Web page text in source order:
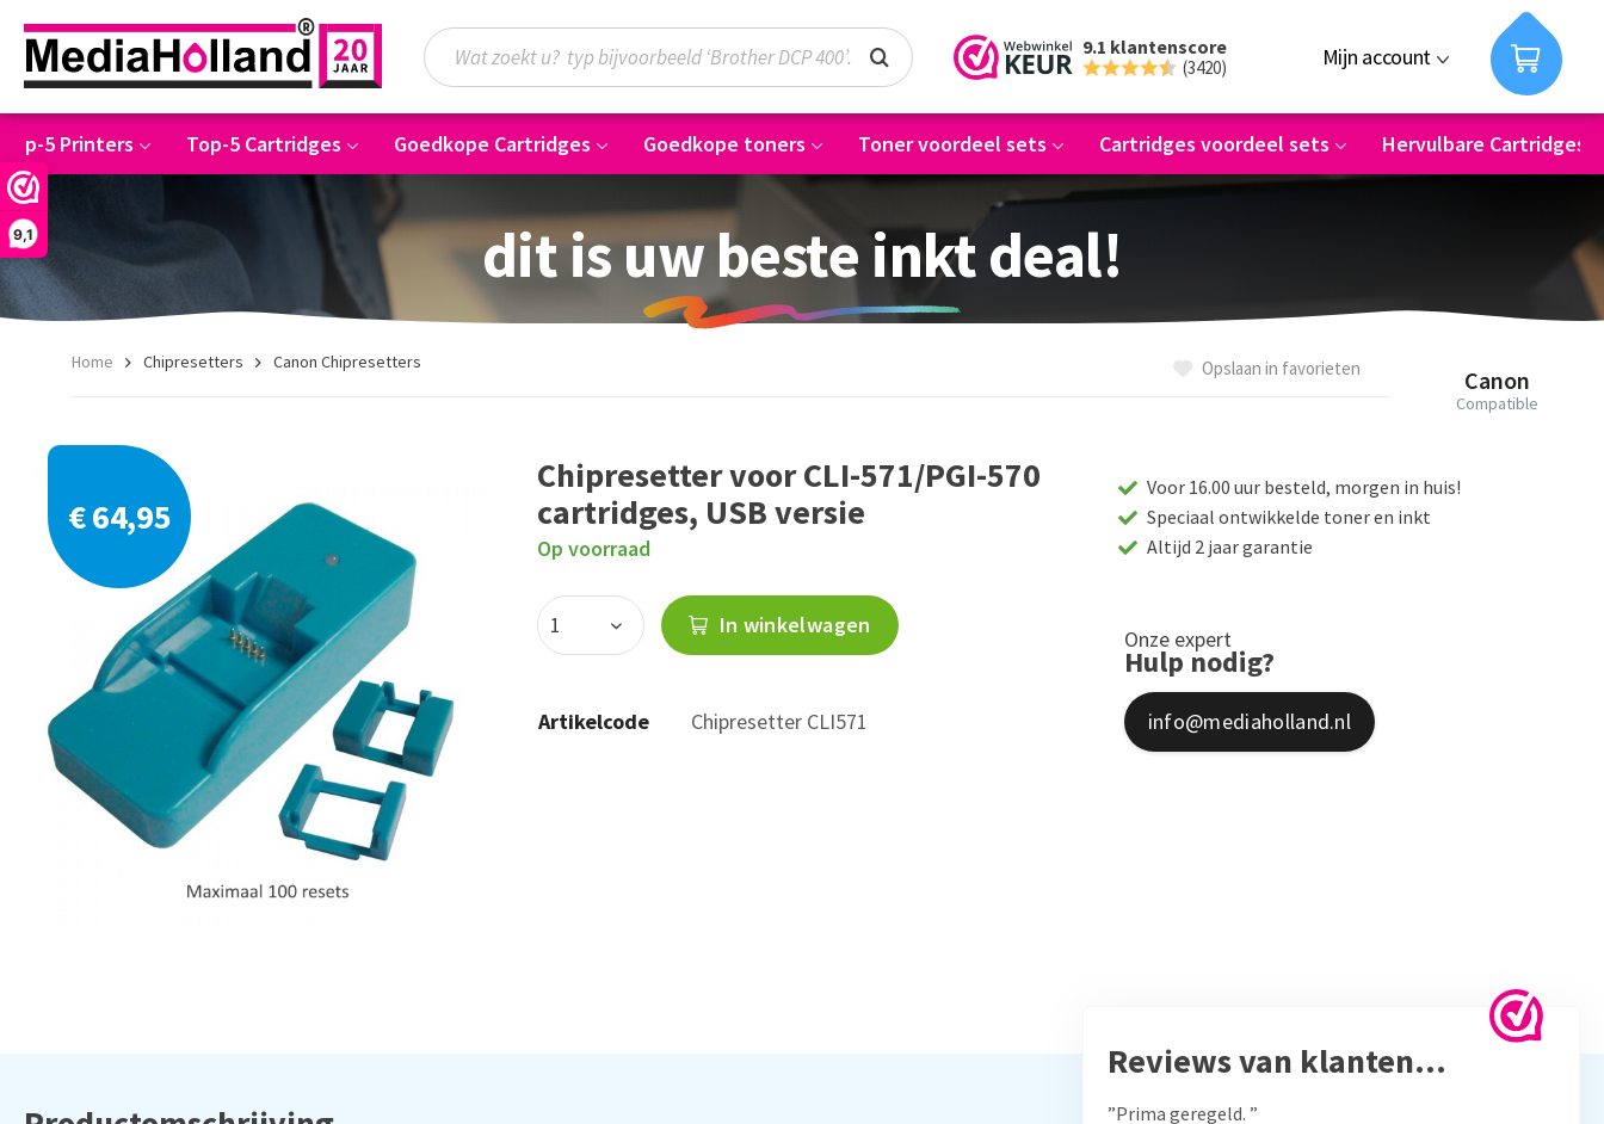
9,1
9.1 klantenscore
(3420) Mijn account
Top-5 Printers Top-5 Cartridges Goedkope Cartridges Goedkope toners Toner voordeel sets Cartridges voordeel sets Hervulbare Cartridges
dit is uw beste inkt deal!
Home Chipresetters Canon Chipresetters
€ 64,95
Chipresetter voor CLI-571/PGI-570
cartridges, USB versie
Op voorraad
In winkelwagen
Artikelcode Chipresetter CLI571
Opslaan in favorieten Canon
Compatible
Voor 16.00 uur besteld, morgen in huis!
Speciaal ontwikkelde toner en inkt
Altijd 2 jaar garantie
Onze expert
Hulp nodig?
info@mediaholland.nl
Reviews van klanten…
”Prima geregeld. ”